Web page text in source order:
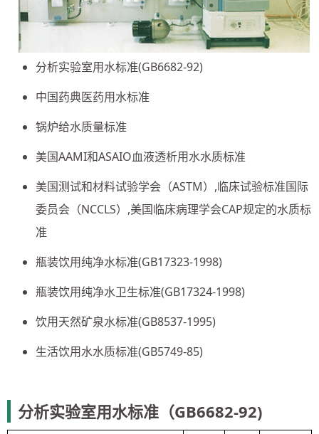
分析实验室用水标准(GB6682-92)
中国药典医药用水标准
锅炉给水质量标准
美国AAMI和ASAIO血液透析用水水质标准
美国测试和材料试验学会（ASTM）,临床试验标准国际
委员会（NCCLS）,美国临床病理学会CAP规定的水质标
准
瓶装饮用纯净水标准(GB17323-1998)
瓶装饮用纯净水卫生标准(GB17324-1998)
饮用天然矿泉水标准(GB8537-1995)
生活饮用水水质标准(GB5749-85)
分析实验室用水标准（GB6682-92)